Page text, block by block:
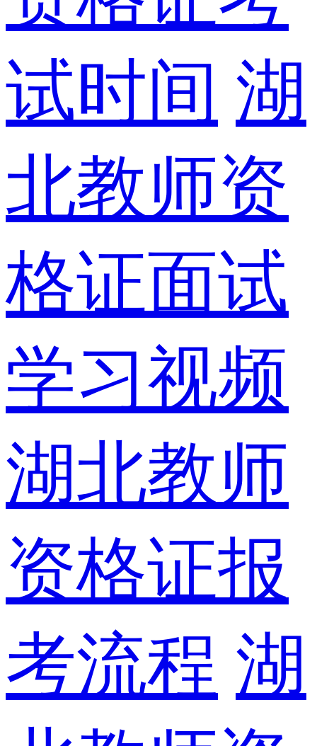
试时间 湖
北教师资
格证面试
学习视频
湖北教师
资格证报
考流程 湖